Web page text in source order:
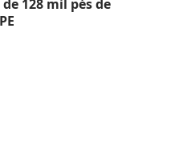
128 mil pés de